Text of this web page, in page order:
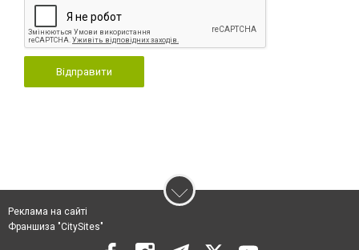
Відправити
Реклама на сайті
Франшиза "CitySites"